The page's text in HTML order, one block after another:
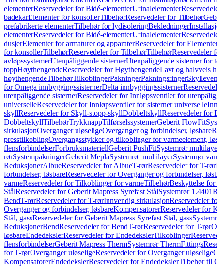
elementerReservedeler for Bidé-elementerUrinalelementer
badekarElementer for konsollerTilbehørReservedeler for Tilbehør
prefabrikerte elementerTilbehør for lydisoleringBekledninger
elementerReservedeler for Bidé-elementerUrinalelementer
dusjerElementer for armaturer og apparaterReservedeler for
for konsollerTilbehørReservedeler for TilbehørTilbehørReservedeler
avløpssystemerUtenpåliggende sisternerUtenpåliggende sisterner for
toppHøythengendeReservedeler for HøythengendeLavt og halvveis
høythengendeTilbehørTilkoblingerPakningerPakningsringer
for Omega innbyggingssisternerDelta innbyggingssisterner
utenpåliggende sisternerReservedeler for Innløpsventiler for
universelleReservedeler for Innløpsventiler for sisterner universelle
skyllReservedeler for Skyll-stopp-skyllDobbeltskyllReservedeler for
DobbeltskyllTilbehørTrykknappTilførselssystemerGeberit FlowFit
sirkulasjonOverganger uløseligeOverganger og forbindelser, løsbare
presstilkoblingOvergangsstykker og tilkoblinger for varmeelement,
flensforbindelserForbruksmateriellGeberit PushFitSystemrør
rørSystempakningerGeberit MeplaSystemrør multilayerSystemrør
ReduksjonerAlbueReservedeler for AlbueT-rørReservedeler for T-rør
forbindelser, løsbareReservedeler for Overganger og forbindelser,
varmeReservedeler for Tilkoblinger for varmeTilbehørBeskyttelse
StålReservedeler for Geberit Mapress Syrefast StålSystemrør 1.4401
BendT-rørReservedeler for T-rørInnvendig sirkulasjonReservedeler
Overganger og forbindelser, løsbareKompensatorerReservedeler for
Stål, gassReservedeler for Geberit Mapress Syrefast Stål, gass
ReduksjonerBendReservedeler for BendT-rørReservedeler for T-rør
løsbareEndedekslerReservedeler for EndedekslerTilkoblinger
flensforbindelserGeberit Mapress ThermSystemrør ThermFittings
for T-rørOverganger uløseligeReservedeler for Overganger uløselige
KompensatorerEndedekslerReservedeler for EndedekslerTilbehør til